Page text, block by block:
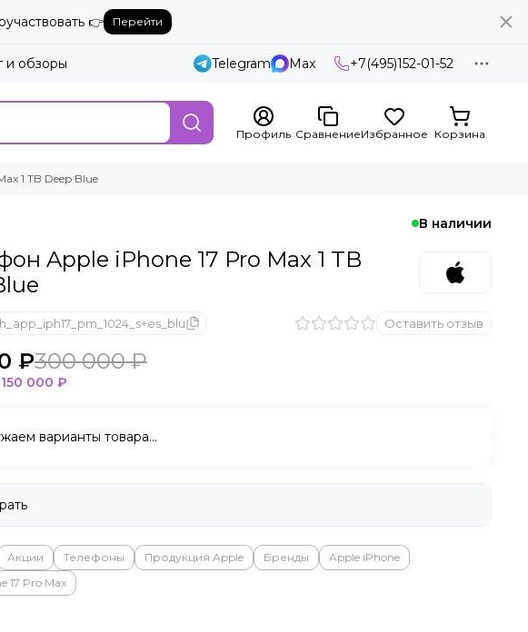
👉 Перейти
и обзоры Telegram Max +7(495)152-01-52
Профиль СравнениеИзбранное Корзина
1 TB Deep Blue
В наличии
Apple iPhone 17 Pro Max 1 TB
Оставить отзыв
₽300 000 ₽
150 000 ₽
варианты товара…
Акции Телефоны Продукция Apple Бренды
Apple iPhone
17 Pro Max